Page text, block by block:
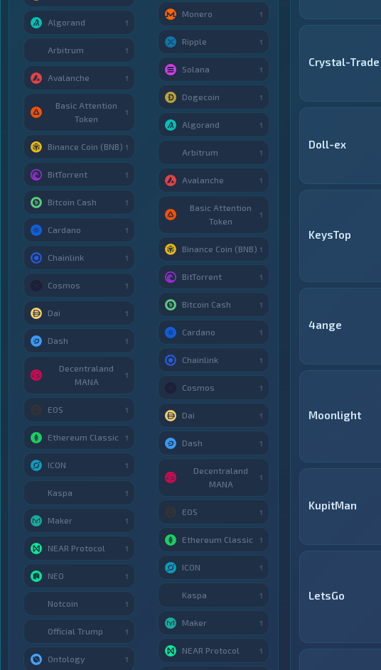
Crystal-Trade
Doll-ex
KeysTop
4ange
Moonlight
KupitMan
LetsGo
Algorand 1
Arbitrum 1
Avalanche 1
Basic Attention
Token
1
Binance Coin (BNB) 1
BitTorrent 1
Bitcoin Cash 1
Cardano 1
Chainlink 1
Cosmos 1
Dai 1
Dash 1
Decentraland
MANA
1
EOS 1
Ethereum Classic 1
ICON 1
Kaspa 1
Maker 1
NEAR Protocol 1
NEO 1
Notcoin 1
Official Trump 1
Ontology 1
Monero 1
Ripple 1
Solana 1
Dogecoin 1
Algorand 1
Arbitrum 1
Avalanche 1
Basic Attention
Token
1
Binance Coin (BNB) 1
BitTorrent 1
Bitcoin Cash 1
Cardano 1
Chainlink 1
Cosmos 1
Dai 1
Dash 1
Decentraland
MANA
1
EOS 1
Ethereum Classic 1
ICON 1
Kaspa 1
Maker 1
NEAR Protocol 1